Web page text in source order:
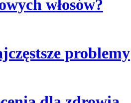
włosów?
problemy